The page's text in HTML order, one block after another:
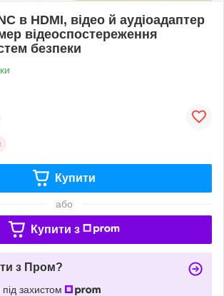
в HDMI, відео й аудіоадаптер
відеоспостереження
безпеки
Купити
або
Купити з
з Пром?
захистом